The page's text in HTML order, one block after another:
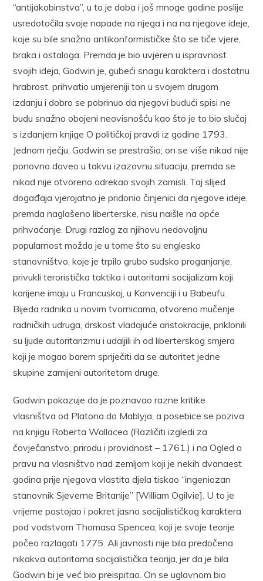
“antijakobinstva”, u to je doba i još mnoge godine poslije
usredotočila svoje napade na njega i na na njegove ideje,
koje su bile snažno antikonformističke što se tiče vjere,
braka i ostaloga. Premda je bio uvjeren u ispravnost
svojih ideja, Godwin je, gubeći snagu karaktera i dostatnu
hrabrost, prihvatio umjereniji ton u svojem drugom
izdanju i dobro se pobrinuo da njegovi budući spisi ne
budu snažno obojeni neovisnošću kao što je to bio slučaj
s izdanjem knjige O političkoj pravdi iz godine 1793.
Jednom rječju, Godwin se prestrašio; on se više nikad nije
ponovno doveo u takvu izazovnu situaciju, premda se
nikad nije otvoreno odrekao svojih zamisli. Taj slijed
događaja vjerojatno je pridonio činjenici da njegove ideje,
premda naglašeno liberterske, nisu naišle na opće
prihvaćanje. Drugi razlog za njihovu nedovoljnu
popularnost možda je u tome što su englesko
stanovništvo, koje je trpilo grubo sudsko proganjanje,
privukli teroristička taktika i autoritarni socijalizam koji
korijene imaju u Francuskoj, u Konvenciji i u Babeufu.
Bijeda radnika u novim tvornicama, otvoreno mučenje
radničkih udruga, drskost vladajuće aristokracije, priklonili
su ljude autoritarizmu i udaljili ih od liberterskog smjera
koji je mogao barem spriječiti da se autoritet jedne
skupine zamijeni autoritetom druge.
Godwin pokazuje da je poznavao razne kritike
vlasništva od Platona do Mablyja, a posebice se poziva
na knjigu Roberta Wallacea (Različiti izgledi za
čovječanstvo, prirodu i providnost – 1761.) i na Ogled o
pravu na vlasništvo nad zemljom koji je nekih dvanaest
godina prije njegova vlastita djela tiskao “ingeniozan
stanovnik Sjeverne Britanije” [William Ogilvie]. U to je
vrijeme postojao i pokret jasno socijalističkog karaktera
pod vodstvom Thomasa Spencea, koji je svoje teorije
počeo razlagati 1775. Ali javnosti nije bila predočena
nikakva autoritarna socijalistička teorija, jer da je bila
Godwin bi je već bio preispitao. On se uglavnom bio